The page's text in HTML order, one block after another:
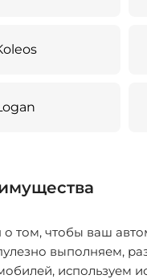
том, чтобы ваш
выполняем,
используем